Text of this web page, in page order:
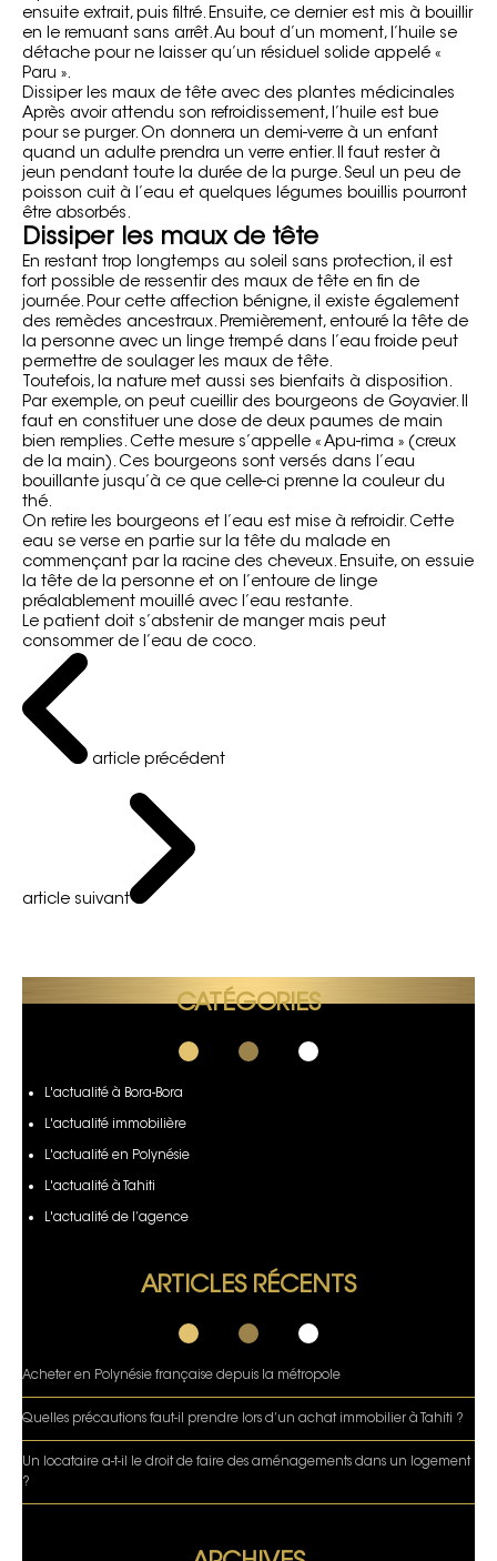
ensuite extrait, puis filtré. Ensuite, ce dernier est mis à bouillir
en le remuant sans arrêt. Au bout d’un moment, l’huile se
détache pour ne laisser qu’un résiduel solide appelé «
Paru ».
Dissiper les maux de tête avec des plantes médicinales
Après avoir attendu son refroidissement, l’huile est bue
pour se purger. On donnera un demi-verre à un enfant
quand un adulte prendra un verre entier. Il faut rester à
jeun pendant toute la durée de la purge. Seul un peu de
poisson cuit à l’eau et quelques légumes bouillis pourront
être absorbés.
Dissiper les maux de tête
En restant trop longtemps au soleil sans protection, il est
fort possible de ressentir des maux de tête en fin de
journée. Pour cette affection bénigne, il existe également
des remèdes ancestraux. Premièrement, entouré la tête de
la personne avec un linge trempé dans l’eau froide peut
permettre de soulager les maux de tête.
Toutefois, la nature met aussi ses bienfaits à disposition.
Par exemple, on peut cueillir des bourgeons de Goyavier. Il
faut en constituer une dose de deux paumes de main
bien remplies. Cette mesure s’appelle « Apu-rima » (creux
de la main). Ces bourgeons sont versés dans l’eau
bouillante jusqu’à ce que celle-ci prenne la couleur du
thé.
On retire les bourgeons et l’eau est mise à refroidir. Cette
eau se verse en partie sur la tête du malade en
commençant par la racine des cheveux. Ensuite, on essuie
la tête de la personne et on l’entoure de linge
préalablement mouillé avec l’eau restante.
Le patient doit s’abstenir de manger mais peut
consommer de l’eau de coco.
article précédent
article suivant
CATÉGORIES
L'actualité à Bora-Bora
L'actualité immobilière
L'actualité en Polynésie
L'actualité à Tahiti
L'actualité de l’agence
ARTICLES RÉCENTS
Acheter en Polynésie française depuis la métropole
Quelles précautions faut-il prendre lors d’un achat immobilier à Tahiti ?
Un locataire a-t-il le droit de faire des aménagements dans un logement
?